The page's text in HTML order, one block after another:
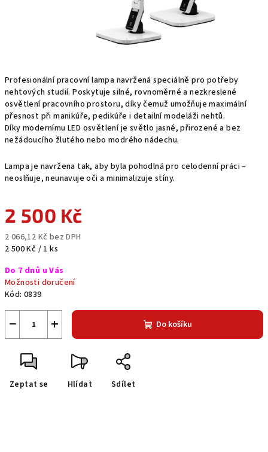
Profesionální pracovní lampa navržená speciálně pro potřeby
nehtových studií. Poskytuje silné, rovnoměrné a nezkreslené
osvětlení pracovního prostoru, díky čemuž umožňuje maximální
přesnost při manikúře, pedikúře i detailní modeláži nehtů.
Díky modernímu LED osvětlení je světlo jasné, přirozené a bez
nežádoucího žlutého nebo modrého nádechu.
Lampa je navržena tak, aby byla pohodlná pro celodenní práci –
neoslňuje, neunavuje oči a minimalizuje stíny.
2 500 Kč
2 066,12 Kč bez DPH
Měrná
2 500 Kč / 1 ks
Do 7 dnů u Vás
Možnosti doručení
Kód: 0839
+
− Do košíku
Zeptat se Hlídat Sdílet